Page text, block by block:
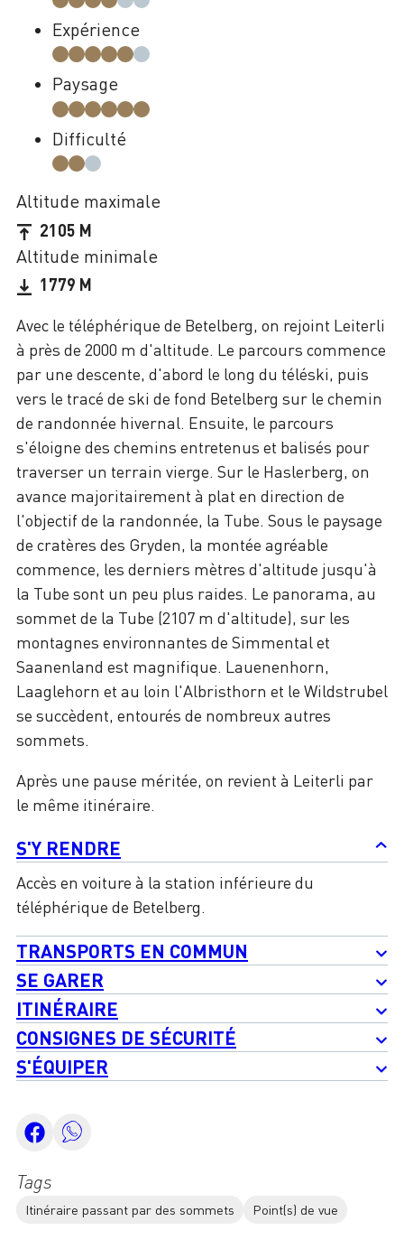
Tags
Itinéraire passant par des sommets Point(s) de vue
Avec le téléphérique de Betelberg, on rejoint Leiterli
à près de 2000 m d'altitude. Le parcours commence
par une descente, d'abord le long du téléski, puis
vers le tracé de ski de fond Betelberg sur le chemin
de randonnée hivernal. Ensuite, le parcours
s'éloigne des chemins entretenus et balisés pour
traverser un terrain vierge. Sur le Haslerberg, on
avance majoritairement à plat en direction de
l'objectif de la randonnée, la Tube. Sous le paysage
de cratères des Gryden, la montée agréable
commence, les derniers mètres d'altitude jusqu'à
la Tube sont un peu plus raides. Le panorama, au
sommet de la Tube (2107 m d'altitude), sur les
montagnes environnantes de Simmental et
Saanenland est magnifique. Lauenenhorn,
Laaglehorn et au loin l'Albristhorn et le Wildstrubel
se succèdent, entourés de nombreux autres
sommets.
Après une pause méritée, on revient à Leiterli par
le même itinéraire.
S'Y RENDRE
Accès en voiture à la station inférieure du
téléphérique de Betelberg.
TRANSPORTS EN COMMUN
SE GARER
ITINÉRAIRE
CONSIGNES DE SÉCURITÉ
S'ÉQUIPER
Expérience
Paysage
Difficulté
Altitude maximale
2105 M
Altitude minimale
1779 M